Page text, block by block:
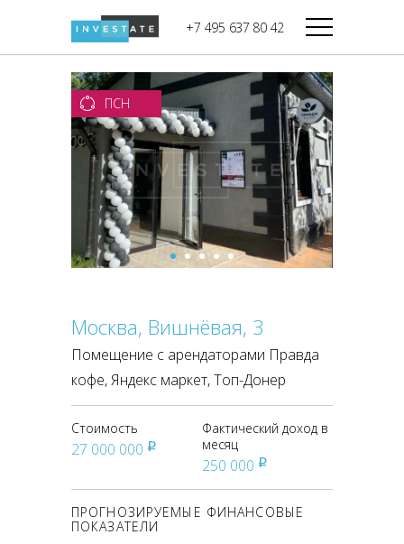
+7 495 637 80 42
Дикси
Верный
Мираторг
Магнолия
В башне
Башня Федерация-II
Запад
Башня Федерация-I
Восток
Город Столиц,
Северный блок
Город Столиц,
Южный блок
ПСН
Москва, Вишнёвая, 3
Помещение с арендаторами Правда
кофе, Яндекс маркет, Топ-Донер
Стоимость
27 000 000 pуб
Фактический доход в
месяц
250 000 pуб
ПРОГНОЗИРУЕМЫЕ ФИНАНСОВЫЕ
ПОКАЗАТЕЛИ